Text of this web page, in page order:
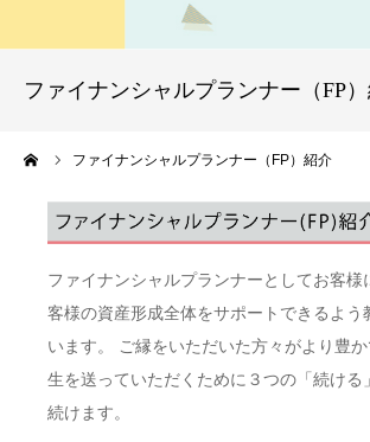
ファイナンシャルプランナー（FP
ファイナンシャルプランナー（FP）紹介
ファイナンシャルプランナーとしてお客様
客様の資産形成全体をサポートできるよう
います。 ご縁をいただいた⽅々がより豊
⽣を送っていただくために３つの「続ける
続けます。